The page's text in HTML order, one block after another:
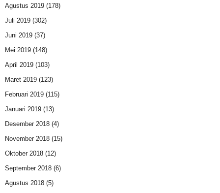
Agustus 2019 (178)
Juli 2019 (302)
Juni 2019 (37)
Mei 2019 (148)
April 2019 (103)
Maret 2019 (123)
Februari 2019 (115)
Januari 2019 (13)
Desember 2018 (4)
November 2018 (15)
Oktober 2018 (12)
September 2018 (6)
Agustus 2018 (5)